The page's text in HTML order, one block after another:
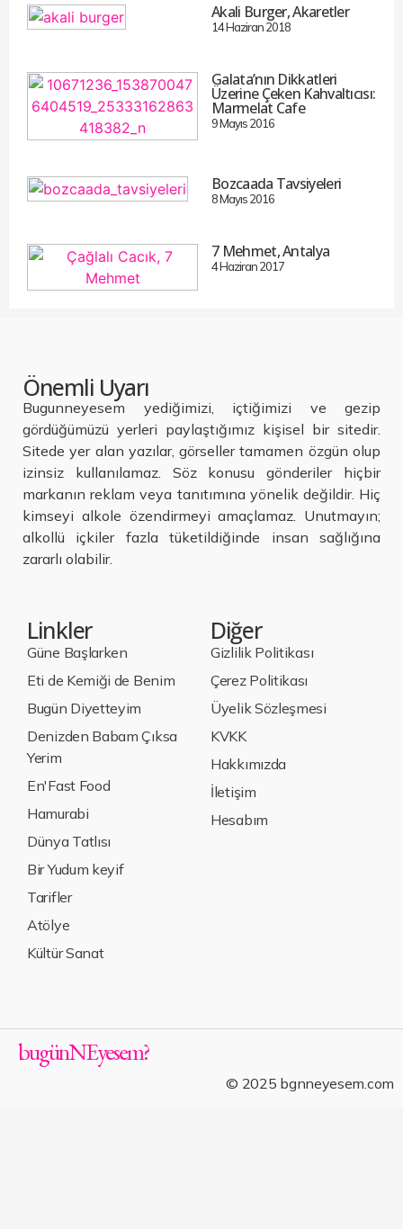
Akali Burger, Akaretler
14 Haziran 2018
Galata’nın Dikkatleri
Üzerine Çeken Kahvaltıcısı:
Marmelat Cafe
9 Mayıs 2016
Bozcaada Tavsiyeleri
8 Mayıs 2016
7 Mehmet, Antalya
4 Haziran 2017
Önemli Uyarı
Bugunneyesem yediğimizi, içtiğimizi ve gezip
gördüğümüzü yerleri paylaştığımız kişisel bir sitedir.
Sitede yer alan yazılar, görseller tamamen özgün olup
izinsiz kullanılamaz. Söz konusu gönderiler hiçbir
markanın reklam veya tanıtımına yönelik değildir. Hiç
kimseyi alkole özendirmeyi amaçlamaz. Unutmayın;
alkollü içkiler fazla tüketildiğinde insan sağlığına
zararlı olabilir.
Linkler
Güne Başlarken
Eti de Kemiği de Benim
Bugün Diyetteyim
Denizden Babam Çıksa
Yerim
En'Fast Food
Hamurabi
Dünya Tatlısı
Bir Yudum keyif
Tarifler
Atölye
Kültür Sanat
Diğer
Gizlilik Politikası
Çerez Politikası
Üyelik Sözleşmesi
KVKK
Hakkımızda
İletişim
Hesabım
bugünNEyesem?
© 2025 bgnneyesem.com